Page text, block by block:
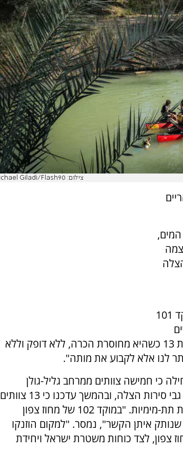
צילום: Michael Giladi/Flash90
הראשונה כי "לפני מספר שעות התקבלה קריאה במוקד 101
וסריקות ממושכות, כוחות הכיבוי חילצו אלינו נערה כבת 13 כשהיא מחוסרת הכרה, ללא דופק וללא
לנו אלא לקבוע את מותה".
כי חמישה צוותים ממרחב גליל-גולן
משתתפים בסריקות האינטנסיביות במים, בין היתר על גבי סירות הצלה, ובהמשך עדכנו כי 13 צוותים
כבר פועלים במקום וצוללי יחידת להבה מבצעים סריקות תת-מימיות. "במוקד 102 של מחוז צפון
איתן הקשר", נמסר. "למקום הוזנקו
צפון, לצד כוחות משטרת ישראל ויחידת